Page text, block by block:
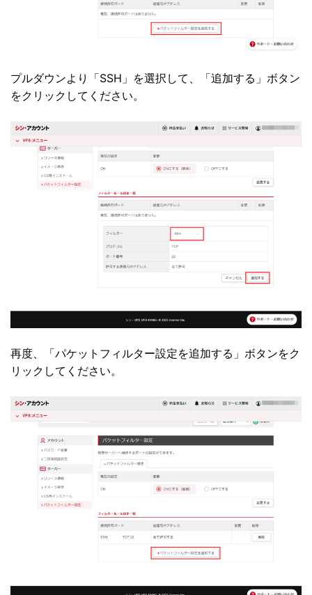
プルダウンより「SSH」を選択して、「追加する」ボタン
をクリックしてください。
再度、「パケットフィルター設定を追加する」ボタンをク
リックしてください。